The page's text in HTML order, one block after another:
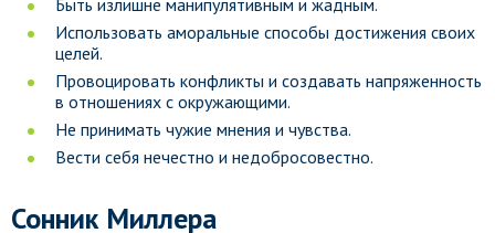
Быть излишне манипулятивным и жадным.
Использовать аморальные способы достижения своих
целей.
Провоцировать конфликты и создавать напряженность
в отношениях с окружающими.
Не принимать чужие мнения и чувства.
Вести себя нечестно и недобросовестно.
Сонник Миллера